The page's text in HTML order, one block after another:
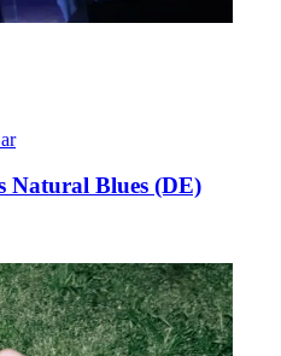
Natural Blues (DE)